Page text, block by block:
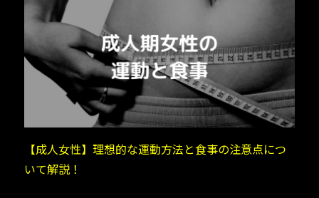
【成人女性】理想的な運動方法と食事の注意点につ
いて解説！